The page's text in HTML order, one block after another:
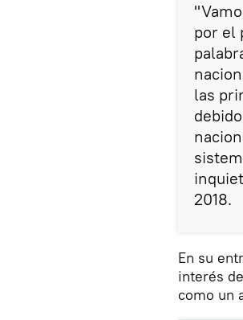
por el
las
2018.
En su
interés
como un